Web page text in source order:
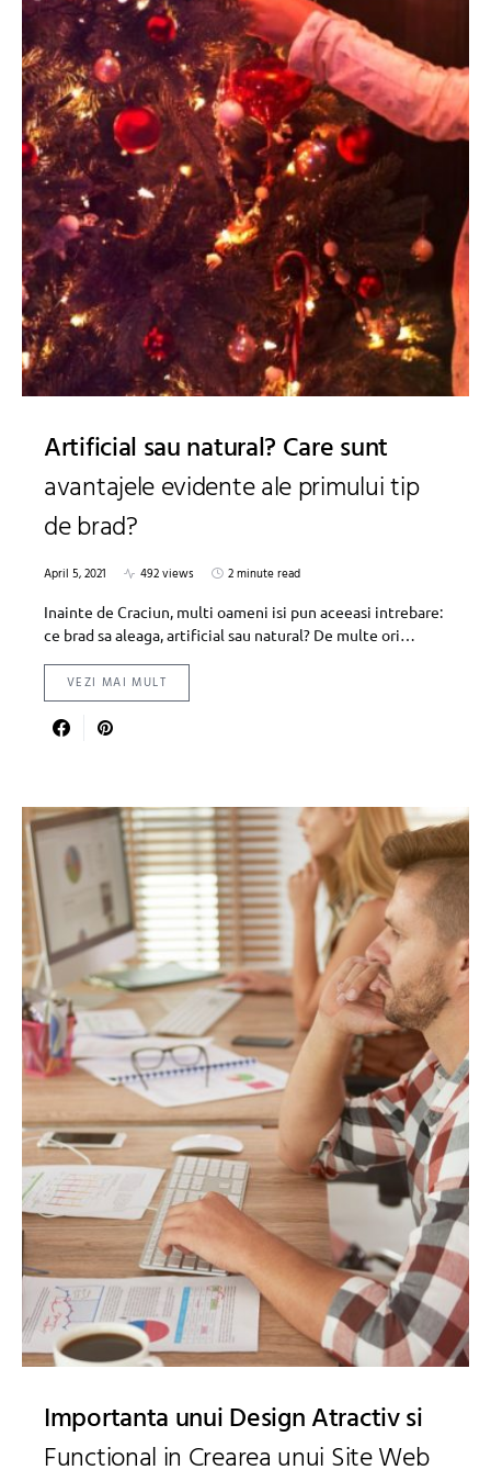
Artificial sau natural? Care sunt
avantajele evidente ale primului tip
de brad?
April 5, 2021 492 views
2 minute read
Inainte de Craciun, multi oameni isi pun aceeasi intrebare:
ce brad sa aleaga, artificial sau natural? De multe ori…
VEZI MAI MULT
Importanta unui Design Atractiv si
Functional in Crearea unui Site Web